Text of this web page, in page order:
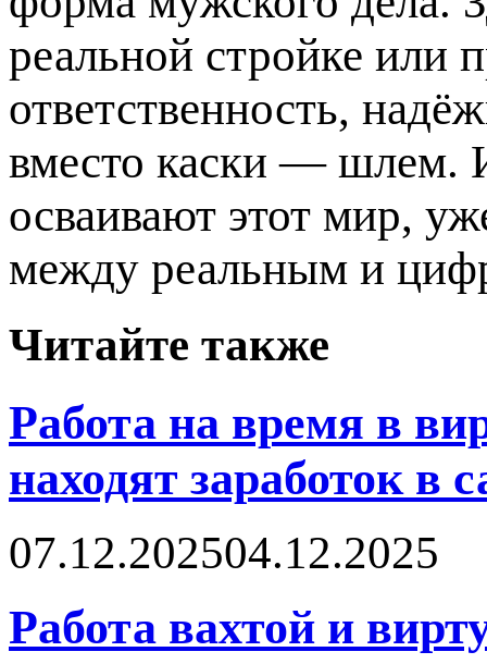
реальной стройке или
ответственность,
вместо каски —
осваивают этот мир,
между реальным и
Читайте также
Работа на время в
находят заработок в
07.12.202504.12.2025
Работа вахтой и